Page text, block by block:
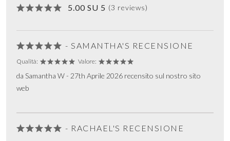
5.00 SU 5 (3 reviews)
- SAMANTHA'S RECENSIONE
Qualità: Valore:
da Samantha W - 27th Aprile 2026 recensito sul nostro sito
web
- RACHAEL'S RECENSIONE